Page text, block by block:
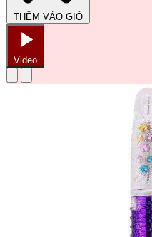
THÊM VÀO GIỎ
Video